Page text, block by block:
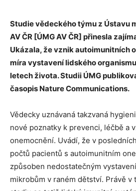
Studie vědeckého týmu z Ústavu
AV ČR [ÚMG AV ČR] přinesla
Ukázala, že vznik autoimunitních
míra vystavení lidského
letech života. Studii ÚMG
časopis Nature Communications.
Vědecky uznávaná takzvaná
nové poznatky k prevenci, léčbě a
onemocnění. Uvádí, že v
počtů pacientů s autoimunitním
způsoben nedostatečným
mikrobům v raném dětství. Právě v